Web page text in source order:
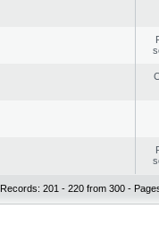
Records: 201 - 220 from 300 -